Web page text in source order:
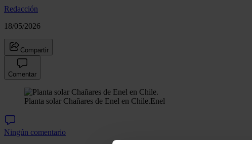
Redacción
18/05/2026
Compartir
Comentar
Planta solar Chañares de Enel en Chile.Enel
Ningún comentario